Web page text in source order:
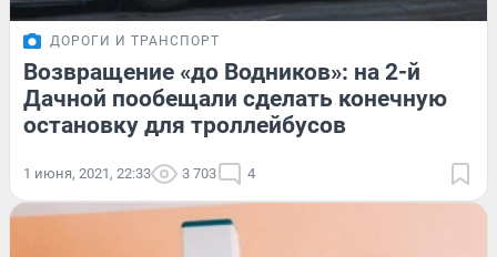
ДОРОГИ И ТРАНСПОРТ
Возвращение «до Водников»: на 2-й
Дачной пообещали сделать конечную
остановку для троллейбусов
1 июня, 2021, 22:33 3 703 4